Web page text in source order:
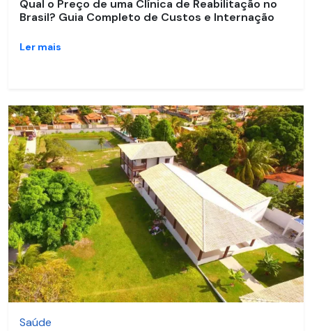
Qual o Preço de uma Clínica de Reabilitação no
Brasil? Guia Completo de Custos e Internação
Ler mais
Saúde